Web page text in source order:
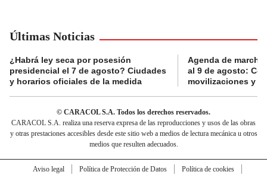
Últimas Noticias
¿Habrá ley seca por posesión
presidencial el 7 de agosto? Ciudades
y horarios oficiales de la medida
Agenda de
al 9 de agosto:
movilizaciones y
© CARACOL S.A. Todos los derechos reservados.
CARACOL S.A. realiza una reserva expresa de las reproducciones y usos de las obras
y otras prestaciones accesibles desde este sitio web a medios de lectura mecánica u otros
medios que resulten adecuados.
Aviso legal Política de Protección de Datos
Política de cookies